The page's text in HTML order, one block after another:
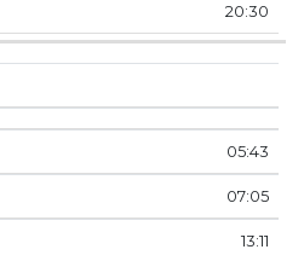
20:30
05:43
07:05
13:11